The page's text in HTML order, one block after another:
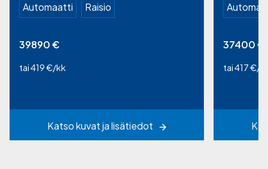
Automaatti Raisio
39890€
tai 419 €/kk
Katso kuvat ja lisätiedot
37400€
tai 417 €/